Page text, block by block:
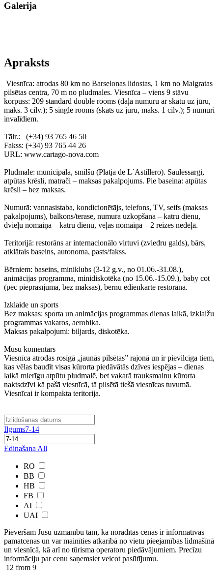
Galerija
Apraksts
Viesnīca: atrodas 80 km no Barselonas lidostas, 1 km no Malgratas
pilsētas centra, 70 m no pludmales. Viesnīca – viens 9 stāvu
korpuss: 209 standard double rooms (daļa numuru ar skatu uz jūru,
maks. 3 cilv.); 5 single rooms (skats uz jūru, maks. 1 cilv.); 5 numuri
invalīdiem.
Tālr.: (+34) 93 765 46 50
Fakss: (+34) 93 765 44 26
URL: www.cartago-nova.com
Pludmale: municipālā, smilšu (Platja de L´Astillero). Saulessargi,
atpūtas krēsli, matrači – maksas pakalpojums. Pie baseina: atpūtas
krēsli – bez maksas.
Numurā: vannasistaba, kondicionētājs, telefons, TV, seifs (maksas
pakalpojums), balkons/terase, numura uzkopšana – katru dienu,
dvieļu nomaiņa – katru dienu, veļas nomaiņa – 2 reizes nedēļā.
Teritorijā: restorāns ar internacionālo virtuvi (zviedru galds), bārs,
atklātais baseins, autonoma, pasts/fakss.
Bērniem: baseins, miniklubs (3-12 g.v., no 01.06.-31.08.),
animācijas programma, minidiskotēka (no 15.06.-15.09.), baby cot
(pēc pieprasījuma, bez maksas), bērnu ēdienkarte restorānā.
Izklaide un sports
Bez maksas: sporta un animācijas programmas dienas laikā, izklaižu
programmas vakaros, aerobika.
Maksas pakalpojumi: biljards, diskotēka.
Mūsu komentārs
Viesnīca atrodas rosīgā „jaunās pilsētas” rajonā un ir pievilcīga tiem,
kas vēlas baudīt visas kūrorta piedāvātās dzīves iespējas – dienas
laikā mierīgu atpūtu pludmalē, bet vakarā trauksmainu kūrorta
naktsdzīvi kā pašā viesnīcā, tā pilsētā tiešā viesnīcas tuvumā.
Viesnīcai ir kompakta teritorija.
Ilgums7-14
Ēdinašana All
RO
BB
HB
FB
AI
UAI
Pievēršam Jūsu uzmanību tam, ka norādītās cenas ir ​informatīvas ​
pamatcenas un var mainīties atkarībā ​no ​vietu pieejamības lidmašīnā
un viesnīcā, kā arī no tūrisma operatoru piedāvājumiem. Precīzu
informāciju par cenu saņemsiet veicot pasūtījumu.
12 from 9